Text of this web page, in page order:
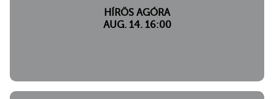
HÍRÖS AGÓRA
AUG. 14. 16:00